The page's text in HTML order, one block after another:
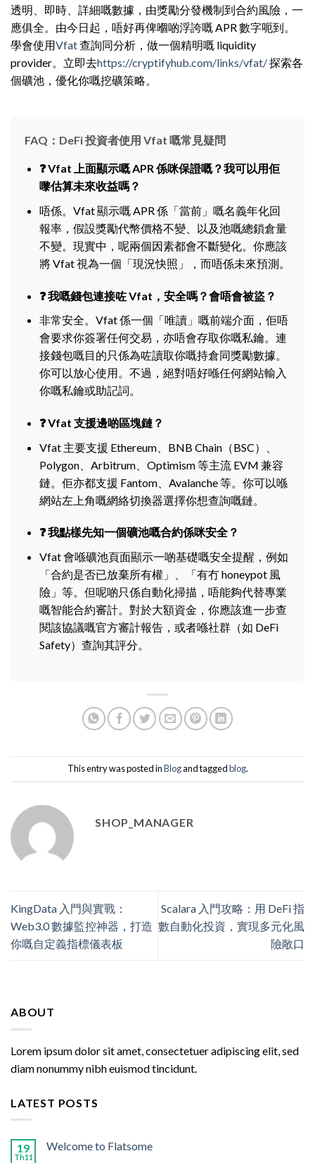
透明、即時、詳細嘅數據，由獎勵分發機制到合約風險，一
應俱全。由今日起，唔好再俾嗰啲浮誇嘅 APR 數字呃到。
學會使用Vfat查詢同分析，做一個精明嘅 liquidity
provider。立即去https://cryptifyhub.com/links/vfat/探索各
個礦池，優化你嘅挖礦策略。
FAQ：DeFi 投資者使用 Vfat 嘅常見疑問
❓ Vfat 上面顯示嘅 APR 係咪保證嘅？我可以用佢
嚟估算未來收益嗎？
唔係。Vfat 顯示嘅 APR 係「當前」嘅名義年化回
報率，假設獎勵代幣價格不變、以及池嘅總鎖倉量
不變。現實中，呢兩個因素都會不斷變化。你應該
將 Vfat 視為一個「現況快照」，而唔係未來預測。
❓ 我嘅錢包連接咗 Vfat，安全嗎？會唔會被盜？
非常安全。Vfat 係一個「唯讀」嘅前端介面，佢唔
會要求你簽署任何交易，亦唔會存取你嘅私鑰。連
接錢包嘅目的只係為咗讀取你嘅持倉同獎勵數據。
你可以放心使用。不過，絕對唔好喺任何網站輸入
你嘅私鑰或助記詞。
❓ Vfat 支援邊啲區塊鏈？
Vfat 主要支援 Ethereum、BNB Chain（BSC）、
Polygon、Arbitrum、Optimism 等主流 EVM 兼容
鏈。佢亦都支援 Fantom、Avalanche 等。你可以喺
網站左上角嘅網絡切換器選擇你想查詢嘅鏈。
❓ 我點樣先知一個礦池嘅合約係咪安全？
Vfat 會喺礦池頁面顯示一啲基礎嘅安全提醒，例如
「合約是否已放棄所有權」、「有冇 honeypot 風
險」等。但呢啲只係自動化掃描，唔能夠代替專業
嘅智能合約審計。對於大額資金，你應該進一步查
閱該協議嘅官方審計報告，或者喺社群（如 DeFi
Safety）查詢其評分。
This entry was posted inBlogand taggedblog.
SHOP_MANAGER
KingData 入門與實戰：
Web3.0 數據監控神器，打造
你嘅自定義指標儀表板
Scalara 入門攻略：用 DeFi 指
數自動化投資，實現多元化風
險敞口
ABOUT
Lorem ipsum dolor sit amet, consectetuer adipiscing elit, sed
diam nonummy nibh euismod tincidunt.
LATEST POSTS
19
Th11
Welcome to Flatsome